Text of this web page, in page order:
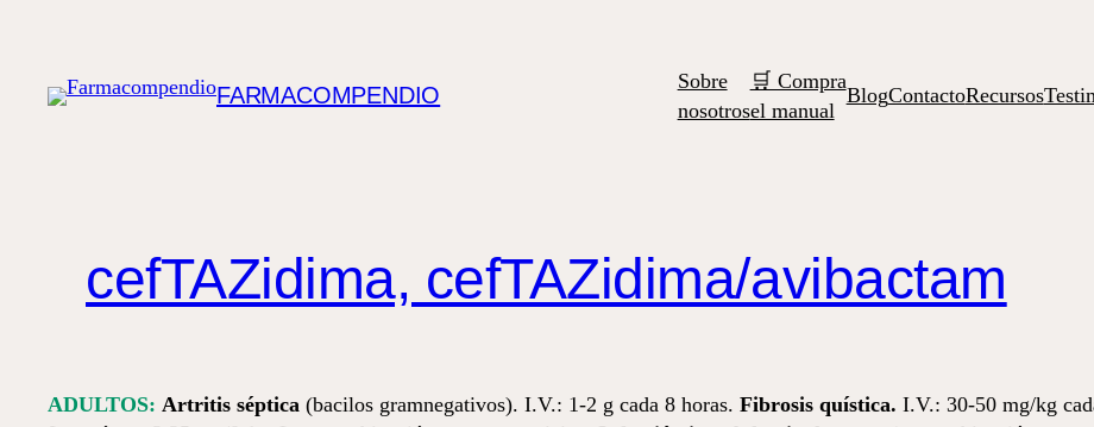
contenido
FARMACOMPENDIO
Sobre
nosotros
🛒 Compra
el manual
BlogContactoRecursos
cefTAZidima, cefTAZidima/avibactam
ADULTOS: Artritis séptica (bacilos gramnegativos). I.V.: 1-2 g cada 8 horas. Fibrosis quística. I.V.: 30-50 mg/kg